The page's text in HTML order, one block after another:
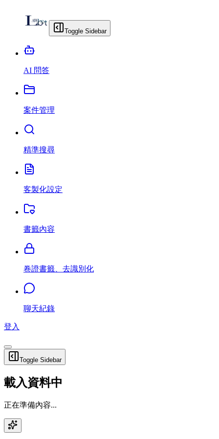
Toggle Sidebar
AI 問答
案件管理
精準搜尋
客製化設定
書籤內容
卷證書籤、去識別化
聊天紀錄
登入
Toggle Sidebar
載入資料中
正在準備內容...